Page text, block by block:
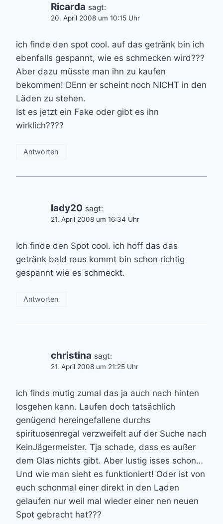
Ricarda sagt:
20. April 2008 um 10:15 Uhr
ich finde den spot cool. auf das getränk bin ich
ebenfalls gespannt, wie es schmecken wird???
Aber dazu müsste man ihn zu kaufen
bekommen! DEnn er scheint noch NICHT in den
Läden zu stehen.
Ist es jetzt ein Fake oder gibt es ihn
wirklich????
Antworten
lady20 sagt:
21. April 2008 um 16:34 Uhr
Ich finde den Spot cool. ich hoff das das
getränk bald raus kommt bin schon richtig
gespannt wie es schmeckt.
Antworten
christina sagt:
21. April 2008 um 21:25 Uhr
ich finds mutig zumal das ja auch nach hinten
losgehen kann. Laufen doch tatsächlich
genügend hereingefallene durchs
spirituosenregal verzweifelt auf der Suche nach
KeinJägermeister. Tja schade, dass es außer
dem Glas nichts gibt. Aber lustig isses schon…
Und wie man sieht es funktioniert! Oder ist von
euch schonmal einer direkt in den Laden
gelaufen nur weil mal wieder einer nen neuen
Spot gebracht hat???